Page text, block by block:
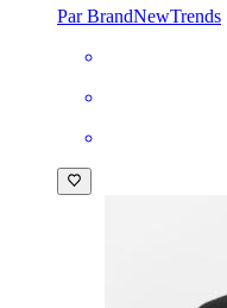
Par BrandNewTrends